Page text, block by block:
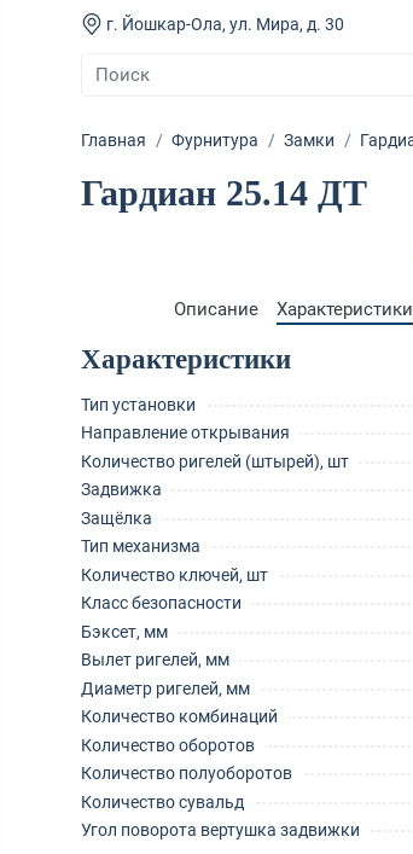
г. Йошкар-Ола, ул. Мира, д. 30
Главная Фурнитура Замки
Гардиан 25.14 ДТ
Описание Характеристики
Характеристики
Тип установки
Направление открывания
Количество ригелей (штырей), шт
Задвижка
Защёлка
Тип механизма
Количество ключей, шт
Класс безопасности
Бэксет, мм
Вылет ригелей, мм
Диаметр ригелей, мм
Количество комбинаций
Количество оборотов
Количество полуоборотов
Количество сувальд
Угол поворота вертушка задвижки